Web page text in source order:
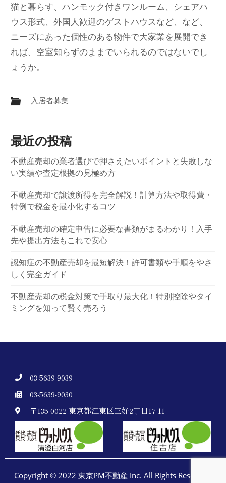
猫と暮らす、ハンモック付きワンルーム、シェアハ
ウス形式、外国人歓迎のゲストハウスなど、など、
ニーズにあった個性のある物件で大家業を展開でき
れば、空室知らずのままでいられるのではないでし
ょうか。
入居者募集
最近の投稿
不動産売却の業者選びで押さえたいポイントと失敗しな
い実績や査定根拠の見極め方
不動産売却で譲渡所得を完全解説！計算方法や取得費・
特例で税金を最小化するコツ
不動産売却の確定申告に必要な書類がまるわかり！入手
先や提出方法もこれで安心
認知症の不動産売却を最短解決！許可書類や手順をやさ
しく完全ガイド
不動産売却の税金対策で手取り最大化！特別控除やタイ
ミングを知って賢く売ろう
03-5639-9039
03-5639-9030
〒135-0022 東京都江東区三好2丁目17-11
Copyright © 2022 東京PM不動産 Inc. All Rights Reserved.